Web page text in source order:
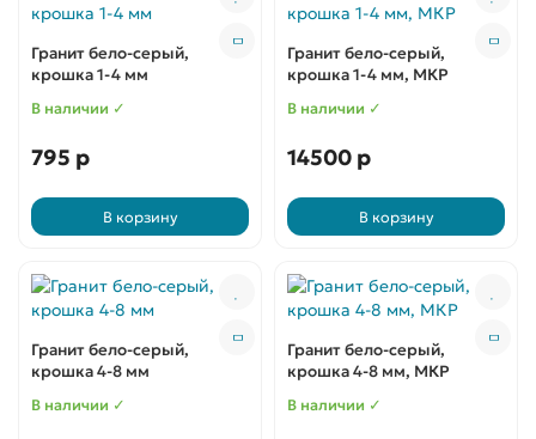
Гранит бело-серый,
крошка 1-4 мм
В наличии ✓
795 р
В корзину
Гранит бело-серый,
крошка 1-4 мм, МКР
В наличии ✓
14500 р
В корзину
Гранит бело-серый,
крошка 4-8 мм
В наличии ✓
Гранит бело-серый,
крошка 4-8 мм, МКР
В наличии ✓